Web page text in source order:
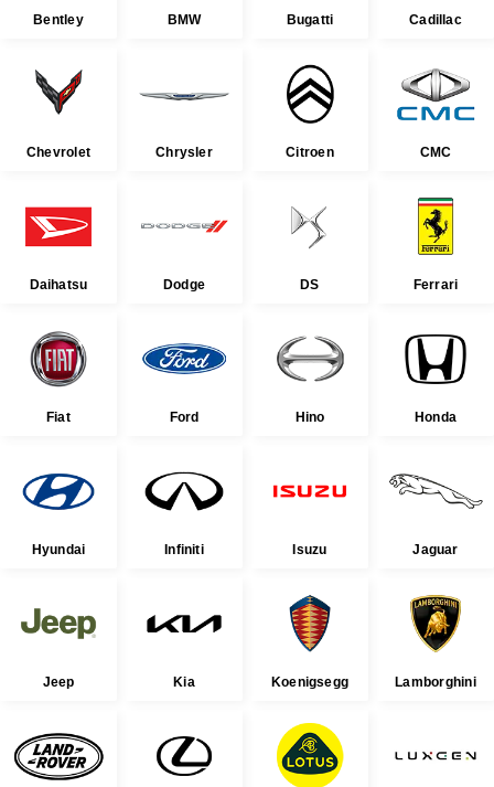
Bentley BMW Bugatti Cadillac
Chevrolet Chrysler Citroen CMC
Daihatsu Dodge DS Ferrari
Fiat Ford Hino Honda
Hyundai Infiniti Isuzu Jaguar
Jeep Kia Koenigsegg Lamborghini